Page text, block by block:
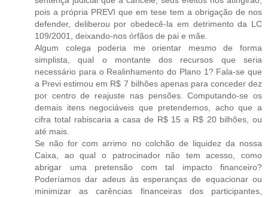
pois a própria PREVI que em tese tem a obrigação de nos
defender, deliberou por obedecê-la em detrimento da LC
109/2001, deixando-nos órfãos de pai e mãe.
Algum colega poderia me orientar mesmo de forma
simplista, qual o montante dos recursos que seria
necessário para o Realinhamento do Plano 1? Fala-se que
a Previ estimou em R$ 7 bilhões apenas para conceder dez
por centro de reajuste nas pensões. Computando-se os
demais itens negociáveis que pretendemos, acho que a
cifra total rabiscaria a casa de R$ 15 a R$ 20 bilhões, ou
até mais.
Se não for com arrimo no colchão de liquidez da nossa
Caixa, ao qual o patrocinador não tem acesso, como
abrigar uma pretensão com tal impacto financeiro?
Poderíamos dar adeus às esperanças de equacionar ou
minimizar as carências financeiras dos participantes,